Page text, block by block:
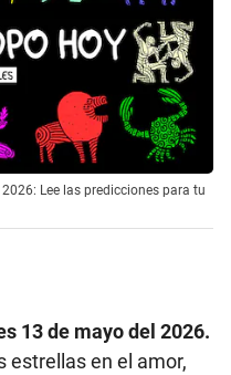
Lee las predicciones para tu
13 de mayo del 2026.
estrellas en el amor,